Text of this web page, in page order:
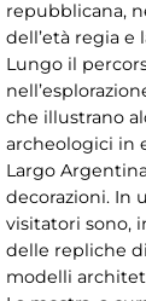
repubblicana,
dell’età regia e
Lungo il
che illustrano
archeologici in
Largo
decorazioni. In
visitatori sono,
delle repliche
modelli